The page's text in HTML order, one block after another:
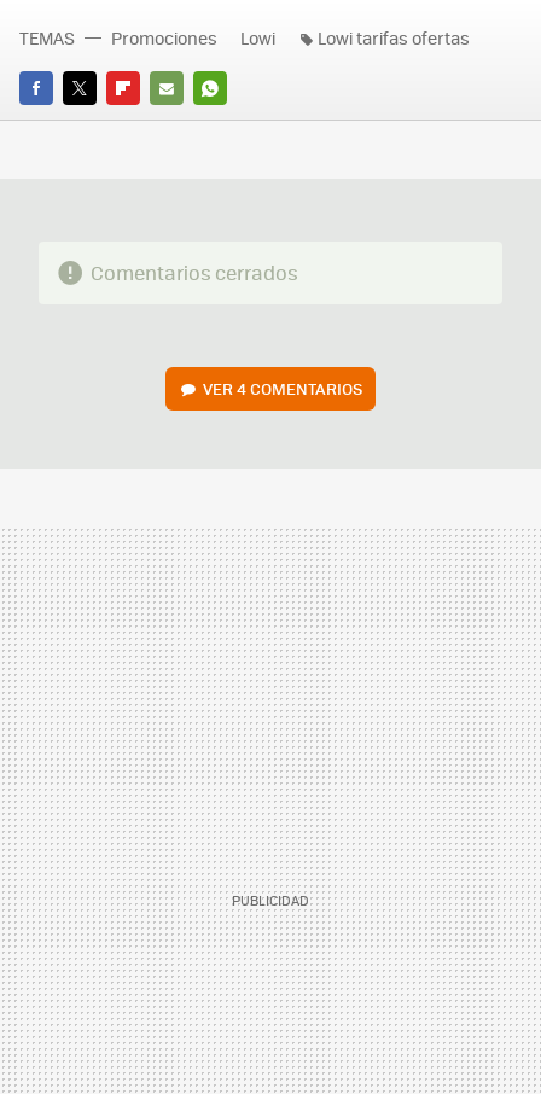
FACEBOOK
TWITTERFLIPBOARD
E-
WHATSAPP
TEMAS Promociones Lowi Lowi tarifas ofertas
Comentarios cerrados
VER4 COMENTARIOS